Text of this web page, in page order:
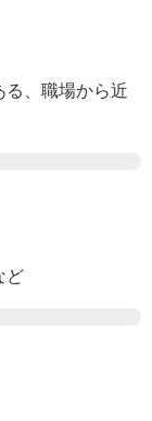
、 職場から近
ど